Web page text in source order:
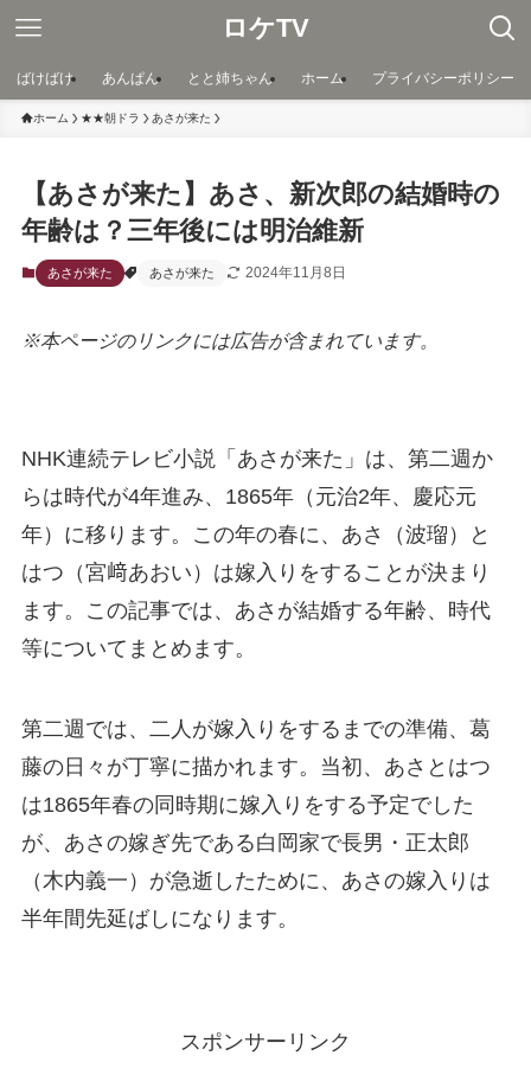
ロケTV
ばけばけ あんぱん とと姉ちゃん ホーム プライバシーポリシー
ホーム ★★朝ドラ あさが来た
【あさが来た】あさ、新次郎の結婚時の
年齢は？三年後には明治維新
あさが来た あさが来た 2024年11月8日
※本ページのリンクには広告が含まれています。
NHK連続テレビ小説「あさが来た」は、第二週か
らは時代が4年進み、1865年（元治2年、慶応元
年）に移ります。この年の春に、あさ（波瑠）と
はつ（宮﨑あおい）は嫁入りをすることが決まり
ます。この記事では、あさが結婚する年齢、時代
等についてまとめます。
第二週では、二人が嫁入りをするまでの準備、葛
藤の日々が丁寧に描かれます。当初、あさとはつ
は1865年春の同時期に嫁入りをする予定でした
が、あさの嫁ぎ先である白岡家で長男・正太郎
（木内義一）が急逝したために、あさの嫁入りは
半年間先延ばしになります。
スポンサーリンク